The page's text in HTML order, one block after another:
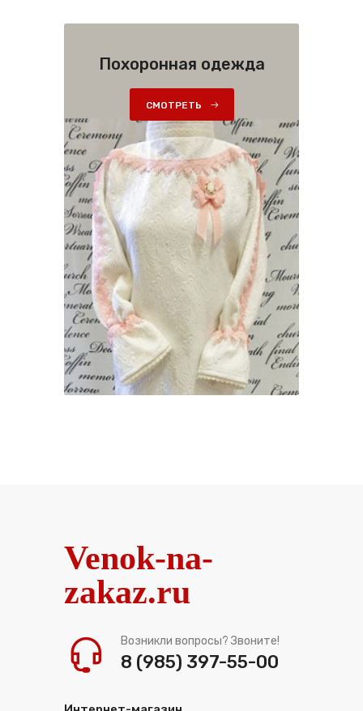
Похоронная одежда
СМОТРЕТЬ
Venok-na-
zakaz.ru
Возникли вопросы? Звоните!
8 (985) 397-55-00